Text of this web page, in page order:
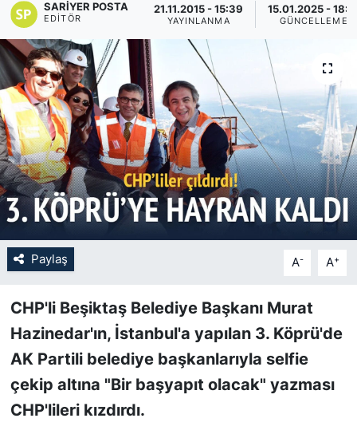
SARIYER POSTA
EDITÖR
21.11.2015 - 15:39
YAYINLANMA
15.01.2025 -
GÜNCELLEME
Paylaş A- A+
CHP'li Beşiktaş Belediye Başkanı Murat
Hazinedar'ın, İstanbul'a yapılan 3. Köprü'de
AK Partili belediye başkanlarıyla selfie
çekip altına "Bir başyapıt olacak" yazması
CHP'lileri kızdırdı.
KÖŞE YAZILARI (Arşiv)
KÜLTÜR SANAT
MAGAZİN
RÖPORTAJ
SARIYER HABERLERİ
SARIYER İMAR BARIŞI
SEKTÖR
SİYASET